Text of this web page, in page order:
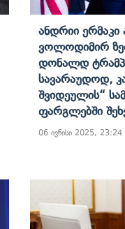
Ანდრიი Ერმაკი
Ვოლოდიმირ
Დონალდ
Სავარაუდოდ,
Შვიდეულის“
Ფარგლებში
06 ივნისი 2025, 23:24